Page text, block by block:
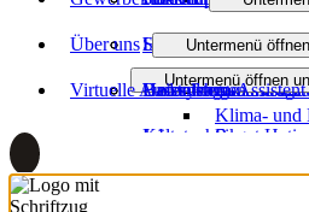
Badanfrage
Heizen mit
Öl- und
Regenerativ
Wasser /
Smart Home
Lüftung, Klima- und
Untermenü öffnen
Klima- und
Heizungsanfrage-
Badanfrage-Assistent
Sanitäranlagen
Heizsysteme
Kältetechnik
Über uns Untermenü
Unternehmen
Jobs
Ausbildung
Virtuelle Ausstellung